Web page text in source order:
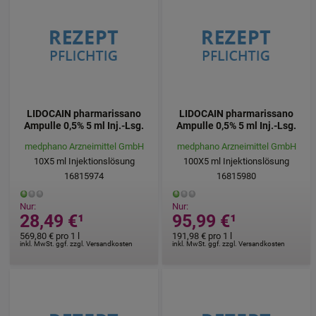
LIDOCAIN pharmarissano
Ampulle 0,5% 5 ml Inj.-Lsg.
medphano Arzneimittel GmbH
10X5ml Injektionslösung
16815974
Nur:
28,49 €¹
inkl. MwSt. ggf. zzgl. Versandkosten
569,80 € pro 1 l
LIDOCAIN pharmarissano
Ampulle 0,5% 5 ml Inj.-Lsg.
medphano Arzneimittel GmbH
100X5 ml Injektionslösung
16815980
Nur:
95,99 €¹
inkl. MwSt. ggf. zzgl. Versandkosten
191,98 € pro 1 l